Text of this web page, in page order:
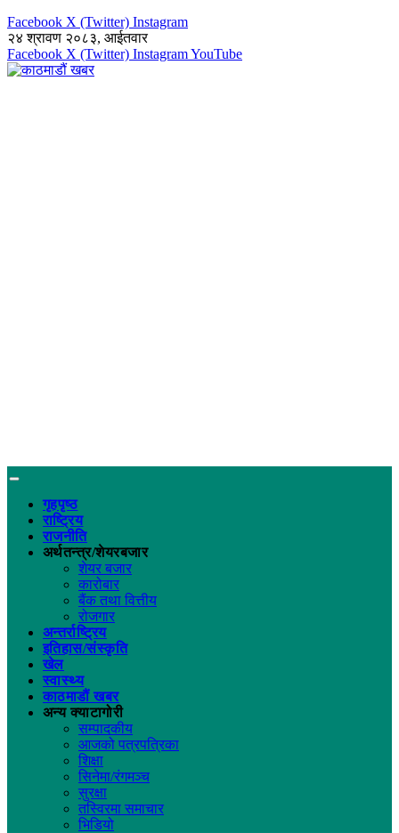
Facebook X (Twitter) Instagram
२४ श्रावण २०८३, आईतवार
Facebook X (Twitter) InstagramYouTube
गृहपृष्ठ
राष्ट्रिय
राजनीति
अर्थतन्त्र/शेयरबजार
शेयर बजार
कारोबार
बैंक तथा वित्तीय
रोजगार
अन्तर्राष्ट्रिय
इतिहास/संस्कृति
खेल
स्वास्थ्य
काठमाडौं खबर
अन्य क्याटागोरी
सम्पादकीय
आजको पत्रपत्रिका
शिक्षा
सिनेमा/रंगमञ्च
सुरक्षा
तस्विरमा समाचार
भिडियो